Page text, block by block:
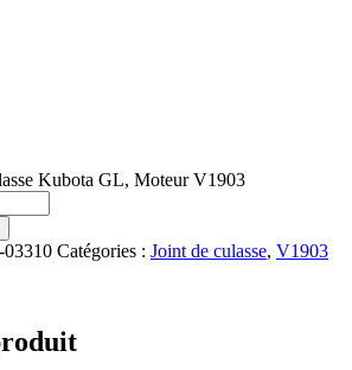
Kubota GL, Moteur V1903
03310 Catégories : Joint de culasse, V1903